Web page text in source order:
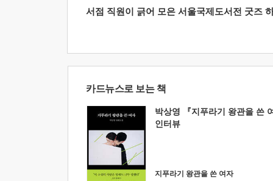
서점 직원이 긁어 모은 서울국제도서전 굿즈
카드뉴스로 보는 책
박상영 『지푸라기 왕관을 쓴
인터뷰
지푸라기 왕관을 쓴 여자